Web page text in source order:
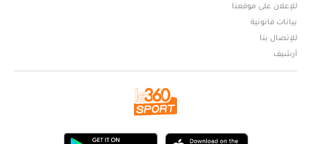
للإعلان على موقعنا
بيانات قانونية
للإتصال بنا
أرشيف